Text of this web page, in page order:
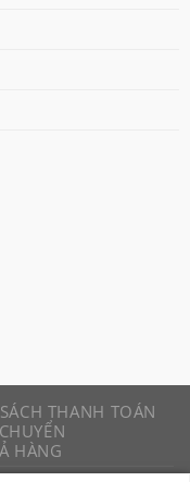
THANH TOÁN
HÀNG